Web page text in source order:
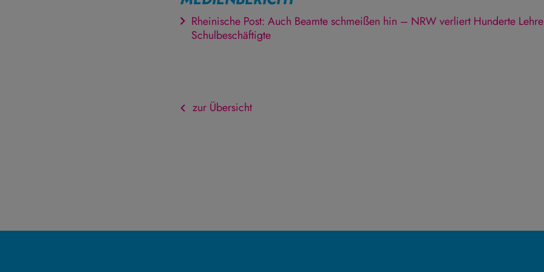
Rheinische Post: Auch Beamte schmeißen hin – NRW verliert Hunderte
Schulbeschäftigte
zur Übersicht